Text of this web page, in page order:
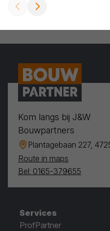
Kom langs bij J&W
Bouwpartners
Plantagebaan 227,
Route in maps
Bel: 0165-379655
Services
ProfPartner